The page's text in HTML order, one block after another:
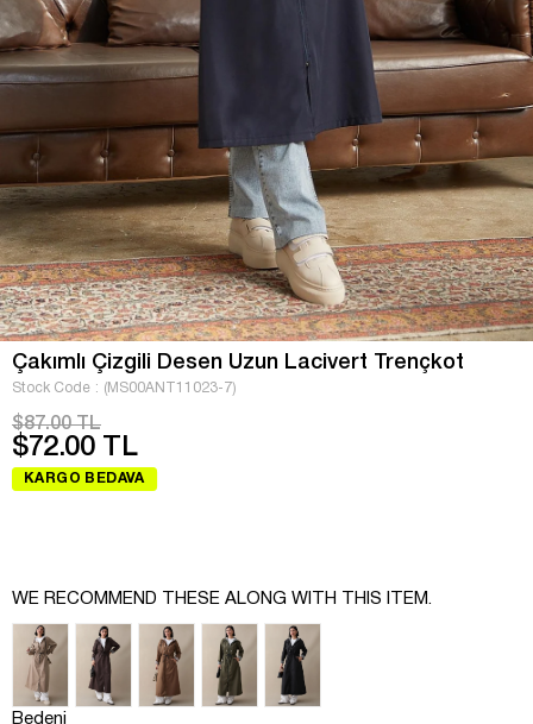
Çakımlı Çizgili Desen Uzun Lacivert Trençkot
Stock Code (MS00ANT11023-7)
$87.00 TL
$72.00 TL
KARGO BEDAVA
WE RECOMMEND THESE ALONG WITH THIS ITEM.
Bedeni